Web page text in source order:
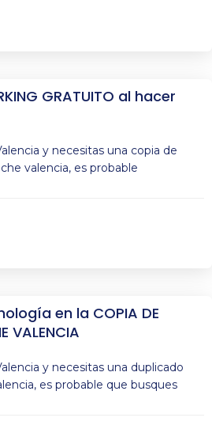
GRATUITO al hacer
y necesitas una copia de
valencia, es probable
en la COPIA DE
VALENCIA
y necesitas una duplicado
es probable que busques